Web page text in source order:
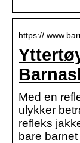
https://
Med en
ulykker
refleks
bare